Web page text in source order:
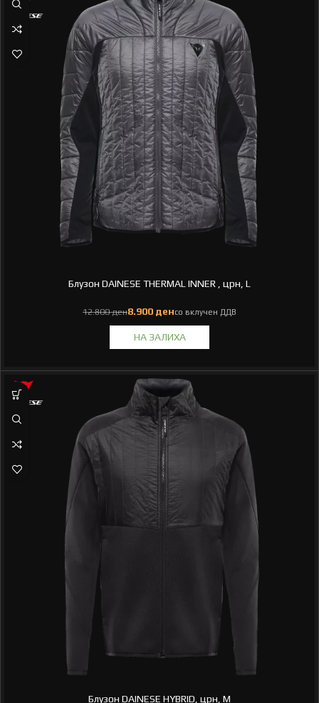
Блузон DAINESE THERMAL INNER , црн, L
ден ден
Блузон DAINESE HYBRID, црн, M